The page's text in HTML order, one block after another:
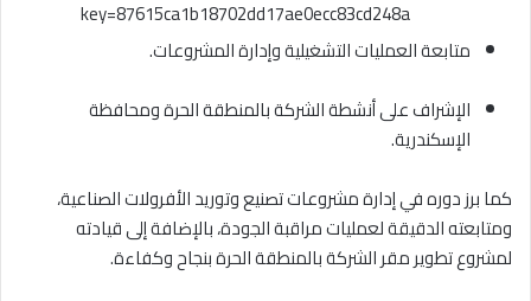
key=87615ca1b18702dd17ae0ecc83cd248a
متابعة العمليات التشغيلية وإدارة المشروعات.
الإشراف على أنشطة الشركة بالمنطقة الحرة ومحافظة
الإسكندرية.
كما برز دوره في إدارة مشروعات تصنيع وتوريد الأفرولات الصناعية،
ومتابعته الدقيقة لعمليات مراقبة الجودة، بالإضافة إلى قيادته
لمشروع تطوير مقر الشركة بالمنطقة الحرة بنجاح وكفاءة.